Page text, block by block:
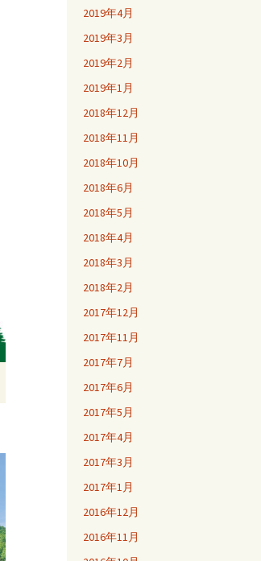
2019年4月
2019年3月
2019年2月
2019年1月
2018年12月
2018年11月
2018年10月
2018年6月
2018年5月
2018年4月
2018年3月
2018年2月
2017年12月
2017年11月
2017年7月
2017年6月
2017年5月
2017年4月
2017年3月
2017年1月
2016年12月
2016年11月